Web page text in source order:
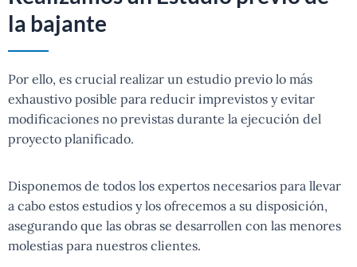
la bajante
Por ello, es crucial realizar un estudio previo lo más
exhaustivo posible para reducir imprevistos y evitar
modificaciones no previstas durante la ejecución del
proyecto planificado.
Disponemos de todos los expertos necesarios para llevar
a cabo estos estudios y los ofrecemos a su disposición,
asegurando que las obras se desarrollen con las menores
molestias para nuestros clientes.